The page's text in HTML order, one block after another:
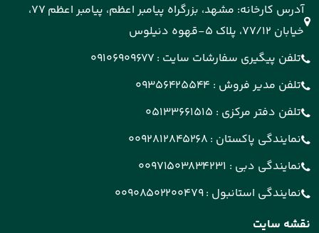
آدرس کارخانه: مشهد، بزرگراه پیامبر اعظم، پیامبر اعظم 77،
خیابان 77/12، پلاک 5-قهوه دنیلوس
تلفن پیگیری سفارشات سایت : 09106909677
تلفن مدیر فروش : 09356425544
تلفن دفتر مرکزی : 05133661515
نمایندگی پاکستان : 0092812845268
نمایندگی دبی : 00971503834231
نمایندگی استانبول :00908502200479
نقشه سایت